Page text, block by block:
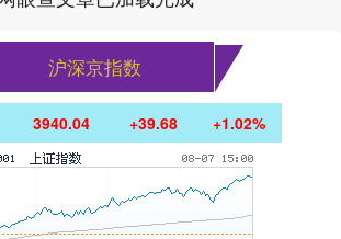
沪深京指数
3940.04 +39.68 +1.02%